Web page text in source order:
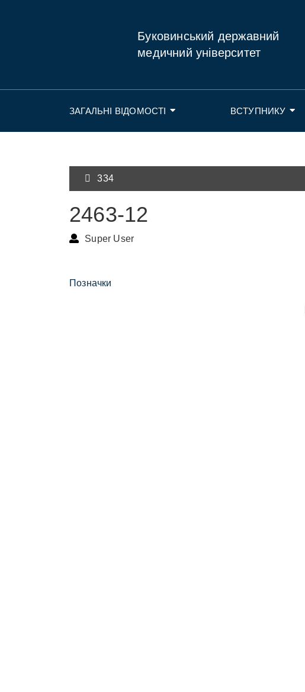
Буковинський державний
медичний університет
ЗАГАЛЬНІ ВІДОМОСТІ ВСТУПНИКУ
334
2463-12
Super User
Позначки